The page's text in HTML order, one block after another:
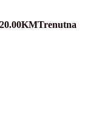
20.00KMTrenutna